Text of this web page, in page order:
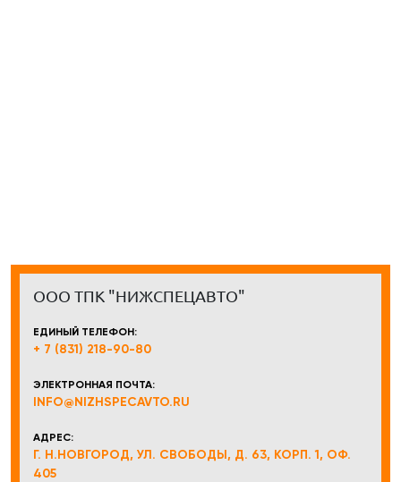
ООО ТПК "НИЖСПЕЦАВТО"
ЕДИНЫЙ ТЕЛЕФОН:
+ 7 (831) 218-90-80
ЭЛЕКТРОННАЯ ПОЧТА:
INFO@NIZHSPECAVTO.RU
АДРЕС:
Г. Н.НОВГОРОД, УЛ. СВОБОДЫ, Д. 63, КОРП. 1, ОФ.
405